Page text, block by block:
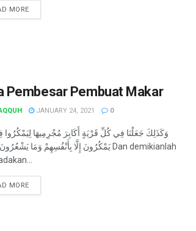
MORE
Pembesar Pembuat Makar
JANUARY 24, 2021 0
وَكَذَلِكَ جَعَلْنَا فِي كُلِّ قَرْيَةٍ أَكَابِرَ مُجْرِمِيهَا لِيَمْكُرُوا
MORE